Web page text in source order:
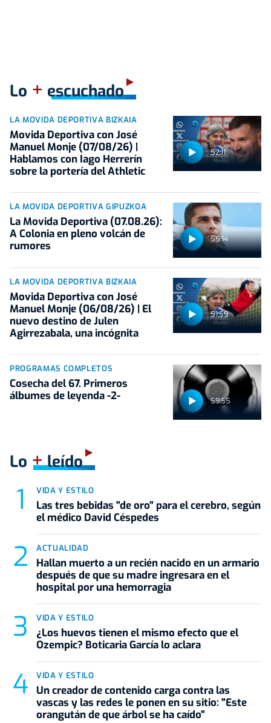
Lo + escuchado
52:11
LA MOVIDA DEPORTIVA BIZKAIA
Movida Deportiva con José
Manuel Monje (07/08/26) |
Hablamos con Iago Herrerín
sobre la portería del Athletic
55:14
LA MOVIDA DEPORTIVA GIPUZKOA
La Movida Deportiva (07.08.26):
A Colonia en pleno volcán de
rumores
51:59
LA MOVIDA DEPORTIVA BIZKAIA
Movida Deportiva con José
Manuel Monje (06/08/26) | El
nuevo destino de Julen
Agirrezabala, una incógnita
59:55
PROGRAMAS COMPLETOS
Cosecha del 67. Primeros
álbumes de leyenda -2-
Lo +leído
VIDA Y ESTILO
Las tres bebidas "de oro" para el cerebro, según
el médico David Céspedes
ACTUALIDAD
Hallan muerto a un recién nacido en un armario
después de que su madre ingresara en el
hospital por una hemorragia
VIDA Y ESTILO
¿Los huevos tienen el mismo efecto que el
Ozempic? Boticaria García lo aclara
VIDA Y ESTILO
Un creador de contenido carga contra las
vascas y las redes le ponen en su sitio: "Este
orangután de que árbol se ha caído"